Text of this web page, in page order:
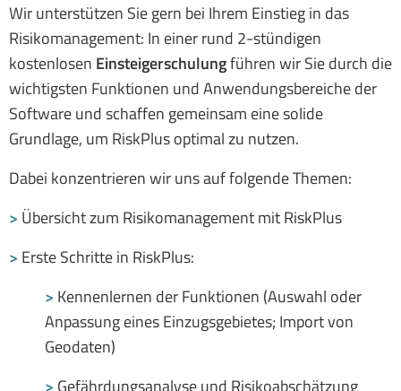
Wir unterstützen Sie gern bei Ihrem Einstieg in das
Risikomanagement: In einer rund 2-stündigen
kostenlosen Einsteigerschulungführen wir Sie durch die
wichtigsten Funktionen und Anwendungsbereiche der
Software und schaffen gemeinsam eine solide
Grundlage, um RiskPlus optimal zu nutzen.
Dabei konzentrieren wir uns auf folgende Themen:
> Übersicht zum Risikomanagement mit RiskPlus
> Erste Schritte in RiskPlus:
> Kennenlernen der Funktionen (Auswahl oder
Anpassung eines Einzugsgebietes; Import von
Geodaten)